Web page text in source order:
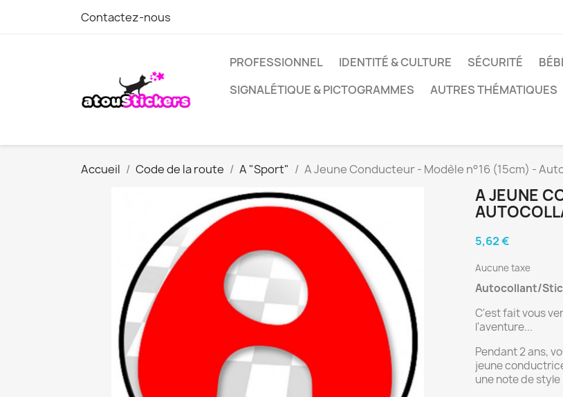
Contactez-nous
PROFESSIONNEL IDENTITÉ & CULTURE SÉCURITÉ
SIGNALÉTIQUE & PICTOGRAMMES
AUTRES THÉMATIQUES
Accueil Code de la route A "Sport" A Jeune Conducteur - Modèle n°16 (15cm) -
A JEUNE
5,62 €
Aucune taxe
Autocollant/
C'est fait vous
l'aventure...
Pendant 2 ans,
jeune
une note de style